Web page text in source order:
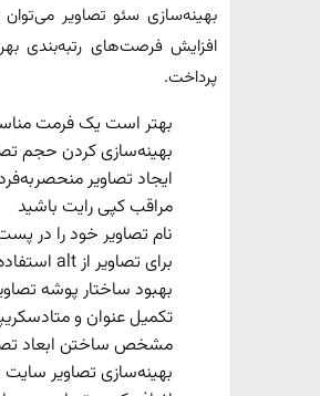
بهینه‌سازی سئو تصاویر
افزایش فرصت‌های رتبه‌بندی
پرداخت.
بهتر است یک فرمت
بهینه‌سازی کردن حجم
ایجاد تصاویر
مراقب کپی رایت باشید
نام تصاویر خود را در
برای تصاویر از alt استفاده کنید.
بهبود ساختار پوشه
تکمیل عنوان و
مشخص ساختن ابعاد
بهینه‌سازی تصاویر